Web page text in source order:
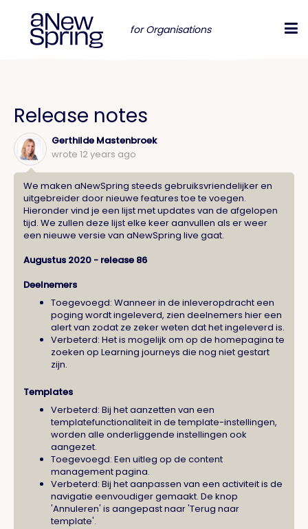
for Organisations
Release notes
Gerthilde Mastenbroek
wrote 12 years ago
We maken aNewSpring steeds gebruiksvriendelijker en
uitgebreider door nieuwe features toe te voegen.
Hieronder vind je een lijst met updates van de afgelopen
tijd. We zullen deze lijst elke keer aanvullen als er weer
een nieuwe versie van aNewSpring live gaat.
Augustus 2020 - release 86
Deelnemers
Toegevoegd: Wanneer in de inleveropdracht een
poging wordt ingeleverd, zien deelnemers hier een
alert van zodat ze zeker weten dat het ingeleverd is.
Verbeterd: Het is mogelijk om op de homepagina te
zoeken op Learning journeys die nog niet gestart
zijn.
Templates
Verbeterd: Bij het aanzetten van een
templatefunctionaliteit in de template-instellingen,
worden alle onderliggende instellingen ook
aangezet.
Toegevoegd: Een uitleg op de content
management pagina.
Verbeterd: Bij het aanpassen van een activiteit is de
navigatie eenvoudiger gemaakt. De knop
'Annuleren' is aangepast naar 'Terug naar
template'.